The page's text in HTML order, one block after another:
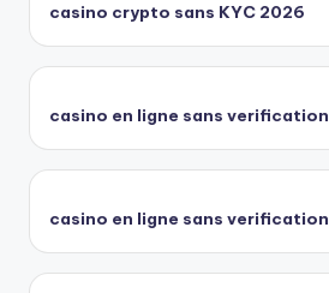
casino crypto sans KYC 2026
casino en ligne sans verification
casino en ligne sans verification